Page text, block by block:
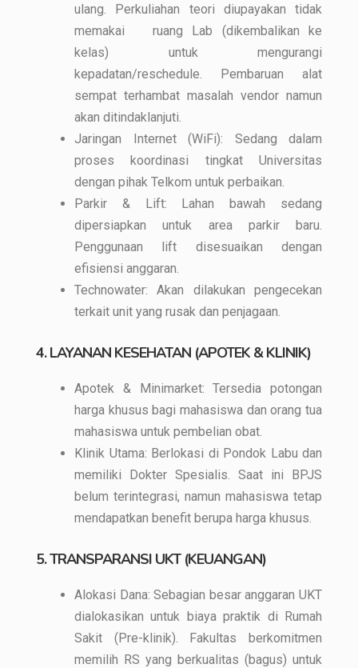
ulang. Perkuliahan teori diupayakan tidak
memakai ruang Lab (dikembalikan ke
kelas) untuk mengurangi
kepadatan/reschedule. Pembaruan alat
sempat terhambat masalah vendor namun
akan ditindaklanjuti.
Jaringan Internet (WiFi): Sedang dalam
proses koordinasi tingkat Universitas
dengan pihak Telkom untuk perbaikan.
Parkir & Lift: Lahan bawah sedang
dipersiapkan untuk area parkir baru.
Penggunaan lift disesuaikan dengan
efisiensi anggaran.
Technowater: Akan dilakukan pengecekan
terkait unit yang rusak dan penjagaan.
4. LAYANAN KESEHATAN (APOTEK & KLINIK)
Apotek & Minimarket: Tersedia potongan
harga khusus bagi mahasiswa dan orang tua
mahasiswa untuk pembelian obat.
Klinik Utama: Berlokasi di Pondok Labu dan
memiliki Dokter Spesialis. Saat ini BPJS
belum terintegrasi, namun mahasiswa tetap
mendapatkan benefit berupa harga khusus.
5. TRANSPARANSI UKT (KEUANGAN)
Alokasi Dana: Sebagian besar anggaran UKT
dialokasikan untuk biaya praktik di Rumah
Sakit (Pre-klinik). Fakultas berkomitmen
memilih RS yang berkualitas (bagus) untuk